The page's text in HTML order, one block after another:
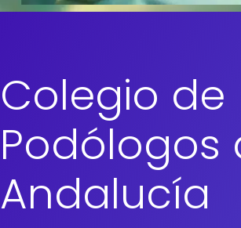
Colegio de
Podólogos
Andalucía